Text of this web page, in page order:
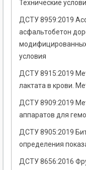
Технические
ДСТУ 8959:2019
асфальтобетон
условия
ДСТУ 8915:2019
лактата в крови.
ДСТУ 8909:2019
аппаратов для
ДСТУ 8905:2019
определения
ДСТУ 8656:2016